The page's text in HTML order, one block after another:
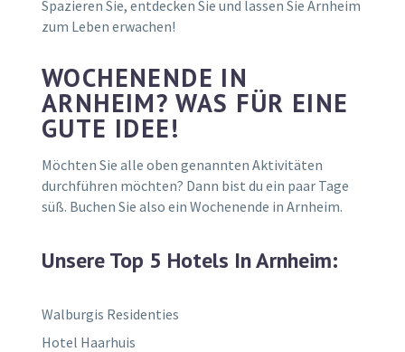
Spazieren Sie, entdecken Sie und lassen Sie Arnheim
zum Leben erwachen!
WOCHENENDE IN
ARNHEIM? WAS FÜR EINE
GUTE IDEE!
Möchten Sie alle oben genannten Aktivitäten
durchführen möchten? Dann bist du ein paar Tage
süß. Buchen Sie also ein Wochenende in Arnheim.
Unsere Top 5 Hotels In Arnheim:
Walburgis Residenties
Hotel Haarhuis